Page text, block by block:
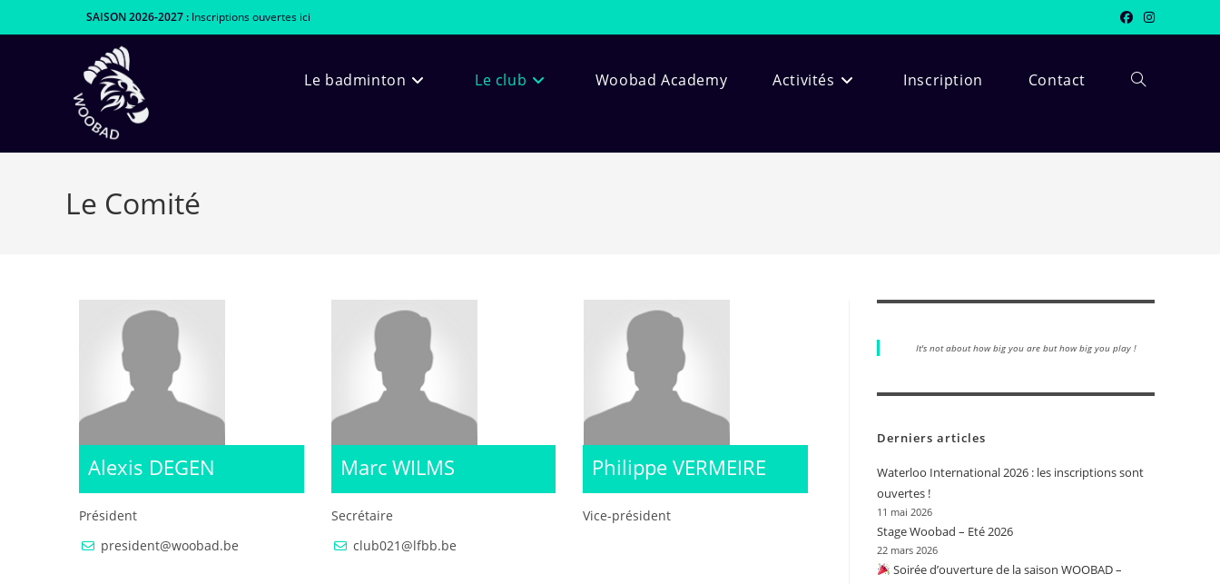
SAISON 2026-2027 : Inscriptions ouvertes ici
Le badminton Le club Woobad Academy Activités Inscription Contact
Le Comité
Alexis DEGEN
Président
president@woobad.be
Marc WILMS
Secrétaire
club021@lfbb.be
Philippe VERMEIRE
Vice-président
It's not about how big you are but how big you play !
Derniers articles
Waterloo International 2026 : les inscriptions sont
ouvertes !
11 mai 2026
Stage Woobad – Eté 2026
22 mars 2026
Soirée d’ouverture de la saison WOOBAD –